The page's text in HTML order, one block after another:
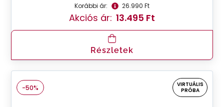
Korábbi ár: 26.990 Ft
Akciós ár: 13.495 Ft
Részletek
-50%
VIRTUÁLIS
PRÓBA